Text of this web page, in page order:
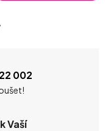
002
Vaší